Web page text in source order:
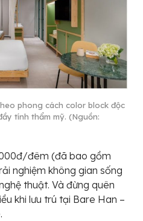
phong cách color block độc
tính thẩm mỹ. (Nguồn:
đêm (đã bao gồm
nghiệm không gian sống
thuật. Và đừng quên
khi lưu trú tại Bare Han –